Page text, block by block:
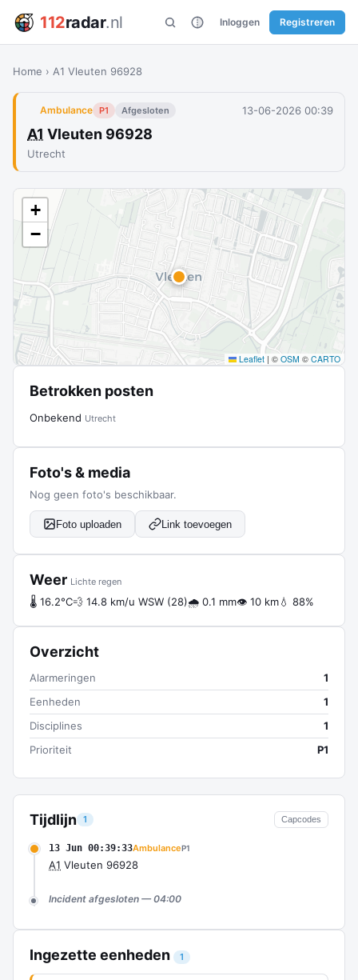
112radar.nl Inloggen Registreren
Home › A1 Vleuten 96928
Ambulance P1 Afgesloten 13-06-2026 00:39
A1 Vleuten 96928
Utrecht
Tijdlijn 1 Capcodes
13 Jun 00:39:33AmbulanceP1
A1 Vleuten 96928
Incident afgesloten — 04:00
Ingezette eenheden 1
+
−
Leaflet | © OSM © CARTO
Betrokken posten
Onbekend Utrecht
Foto's & media
Nog geen foto's beschikbaar.
Foto uploaden Link toevoegen
Weer Lichte regen
🌡 16.2°C💨 14.8 km/u WSW (28)🌧 0.1 mm👁 10 km💧 88%
Overzicht
Alarmeringen
1
Eenheden
1
Disciplines
1
Prioriteit
P1